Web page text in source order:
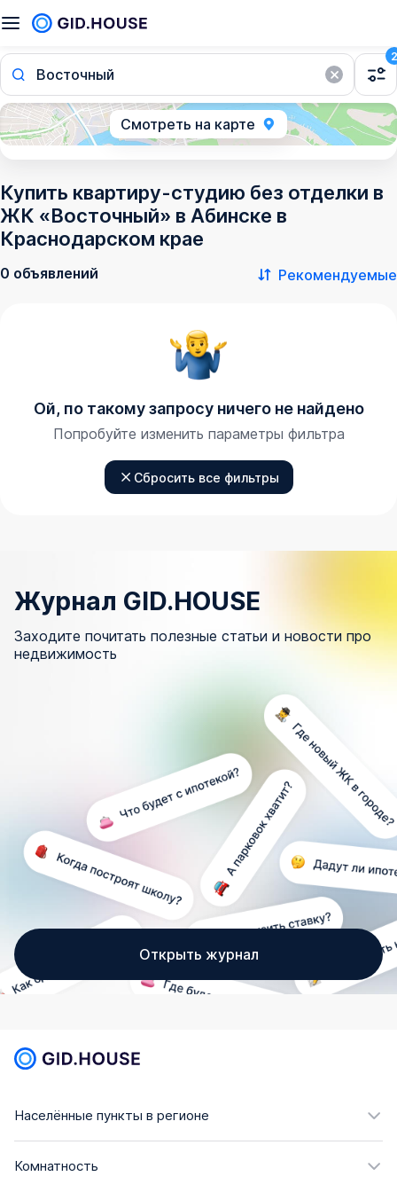
Восточный
2
Смотреть на карте
Купить квартиру-студию без отделки в
ЖК «Восточный» в Абинске в
Краснодарском крае
0 объявлений Рекомендуемые
Ой, по такому запросу ничего не найдено
Попробуйте изменить параметры фильтра
Сбросить все фильтры
Журнал GID.HOUSE
Заходите почитать полезные статьи и новости про
недвижимость
Открыть журнал
Населённые пункты в регионе
Комнатность